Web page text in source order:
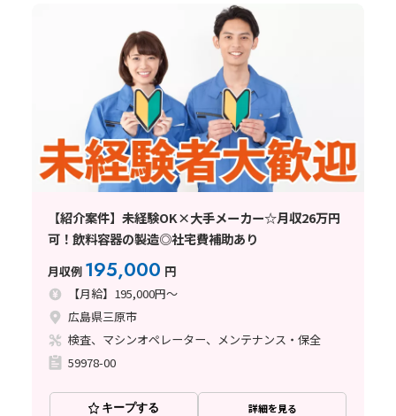
【紹介案件】未経験OK×大手メーカー☆月収26万円
可！飲料容器の製造◎社宅費補助あり
月収例 195,000 円
【月給】195,000円～
広島県三原市
検査、マシンオペレーター、メンテナンス・保全
59978-00
キープする 詳細を見る